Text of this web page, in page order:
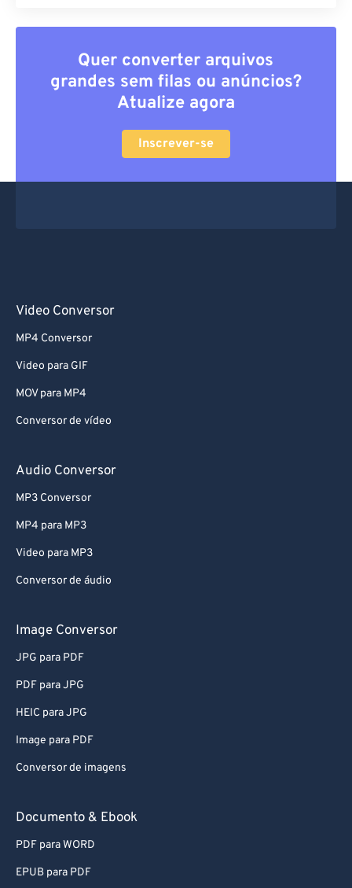
Quer converter arquivos
grandes sem filas ou anúncios?
Atualize agora
Inscrever-se
Video Conversor
MP4 Conversor
Video para GIF
MOV para MP4
Conversor de vídeo
Audio Conversor
MP3 Conversor
MP4 para MP3
Video para MP3
Conversor de áudio
Image Conversor
JPG para PDF
PDF para JPG
HEIC para JPG
Image para PDF
Conversor de imagens
Documento & Ebook
PDF para WORD
EPUB para PDF